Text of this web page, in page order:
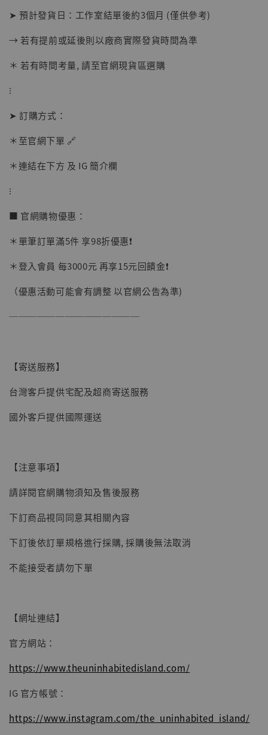
【店內現貨】海賊王 系列蒐藏雕像 布魯克達
摩 [7STARS Studio]
NT$ 1,500
子彈飛 鵝城縣長 張麻子 [BK01]
NT$ 4,980
➤ 預計發貨日：工作室結單後約3個月 (僅供參考)
→ 若有提前或延後則以廠商實際發貨時間為準
＊ 若有時間考量, 請至官網現貨區選購
⁝
➤ 訂購方式：
＊至官網下單 🔗
＊連結在下方 及 IG 簡介欄
⁝
■ 官網購物優惠：
＊單筆訂單滿5件 享98折優惠❗️
＊登入會員 每3000元 再享15元回饋金❗️
（優惠活動可能會有調整 以官網公告為準)
──────────────
【寄送服務】
台灣客戶提供宅配及超商寄送服務
國外客戶提供國際運送
【注意事項】
請詳閱官網購物須知及售後服務
下訂商品視同同意其相關內容
下訂後依訂單規格進行採購, 採購後無法取消
不能接受者請勿下單
【網址連結】
官方網站：
https://www.theuninhabitedisland.com/
IG 官方帳號：
https://www.instagram.com/the_uninhabited_island/